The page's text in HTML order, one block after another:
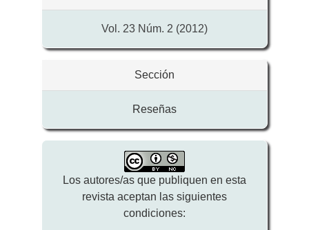
Vol. 23 Núm. 2 (2012)
Sección
Reseñas
Los autores/as que publiquen en esta
revista aceptan las siguientes
condiciones: